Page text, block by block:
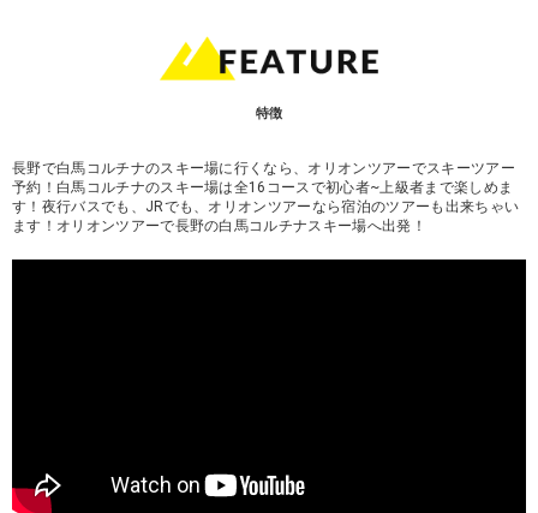
特徴
長野で白馬コルチナのスキー場に行くなら、オリオンツアーでスキーツアー
予約！白馬コルチナのスキー場は全16コースで初心者~上級者まで楽しめま
す！夜行バスでも、JRでも、オリオンツアーなら宿泊のツアーも出来ちゃい
ます！オリオンツアーで長野の白馬コルチナスキー場へ出発！